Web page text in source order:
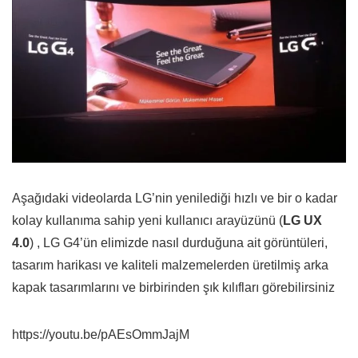
Aşağıdaki videolarda LG’nin yenilediği hızlı ve bir o kadar
kolay kullanıma sahip yeni kullanıcı arayüzünü (LG UX
4.0) , LG G4’ün elimizde nasıl durduğuna ait görüntüleri,
tasarım harikası ve kaliteli malzemelerden üretilmiş arka
kapak tasarımlarını ve birbirinden şık kılıfları görebilirsiniz
https://youtu.be/pAEsOmmJajM